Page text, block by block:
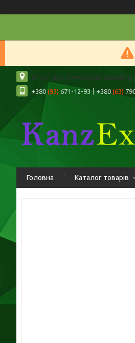
61157, вул. Олександра Шпейєра,
+380(93) 671-12-93 +380 (63)
Головна Каталог товарів